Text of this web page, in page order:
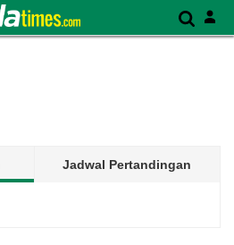
Jadwal Pertandingan